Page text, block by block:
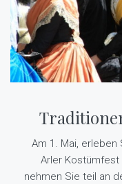
Am 1. Mai, erleben
Arler Kostümfest
nehmen Sie teil an